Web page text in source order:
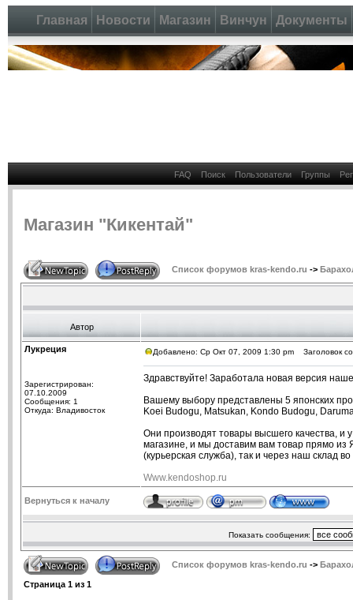
Главная Новости Магазин Винчун Документы
FAQ Поиск Пользователи Группы
Магазин "Кикентай"
Список форумов kras-kendo.ru ->
Автор
Лукреция
Зарегистрирован:
07.10.2009
Сообщения: 1
Откуда: Владивосток
Добавлено: Ср Окт 07, 2009 1:30 pm Заголовок
Здравствуйте! Заработала новая версия
Вашему выбору представлены 5 японских
Koei Budogu, Matsukan, Kondo Budogu,
Они производят товары высшего качества, и
магазине, и мы доставим вам товар прямо из
(курьерская служба), так и через наш склад
Www.kendoshop.ru
Вернуться к началу
Показать сообщения:
Список форумов kras-kendo.ru ->
Страница 1 из 1